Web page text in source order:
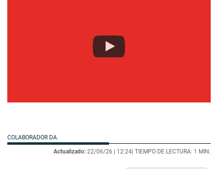
COLABORADOR DA.
Actualizado: 22/06/26 | 12:24 | TIEMPO DE LECTURA: 1 MIN.